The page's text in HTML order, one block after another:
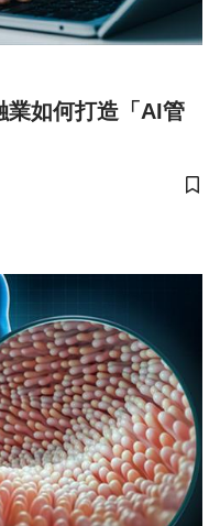
業如何打造「AI管
儲